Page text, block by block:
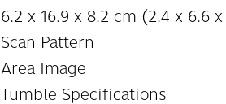
6.2 x 16.9 x 8.2 cm (2.4 x 6.6
Scan Pattern
Area Image
Tumble Specifications